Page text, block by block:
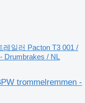
레일러 Pacton T3 001 /
Drumbrakes / NL
trommelremmen -